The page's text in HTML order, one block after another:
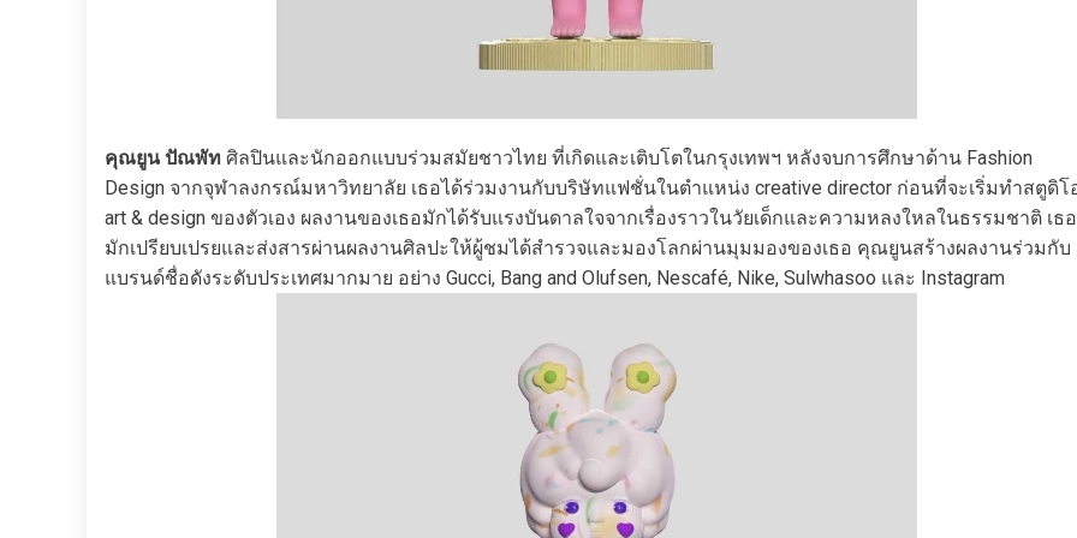
คุณยูน ปัณพัท ศิลปินและนักออกแบบร่วมสมัยชาวไทย ที่เกิดและเติบโตในกรุงเทพฯ หลังจบการศึกษาด้าน Fashion
Design จากจุฬาลงกรณ์มหาวิทยาลัย เธอได้ร่วมงานกับบริษัทแฟชั่นในตำแหน่ง creative director ก่อนที่จะเริ่มทำสตูดิโ
art & design ของตัวเอง ผลงานของเธอมักได้รับแรงบันดาลใจจากเรื่องราวในวัยเด็กและความหลงใหลในธรรมชาติ เธอ
มักเปรียบเปรยและส่งสารผ่านผลงานศิลปะให้ผู้ชมได้สำรวจและมองโลกผ่านมุมมองของเธอ คุณยูนสร้างผลงานร่วมกับ
แบรนด์ชื่อดังระดับประเทศมากมาย อย่าง Gucci, Bang and Olufsen, Nescafé, Nike, Sulwhasoo และ Instagram